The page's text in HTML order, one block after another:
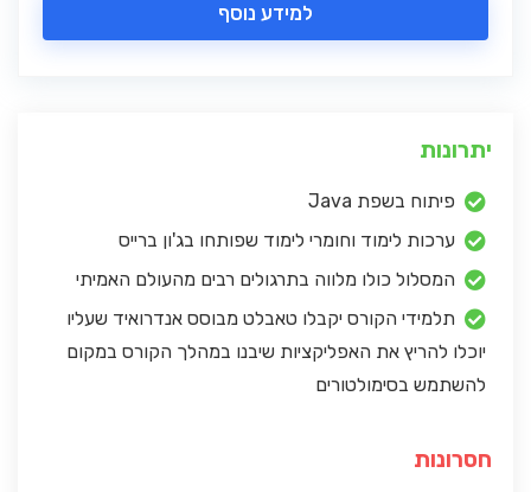
למידע נוסף
יתרונות
פיתוח בשפת Java
ערכות לימוד וחומרי לימוד שפותחו בג'ון ברייס
המסלול כולו מלווה בתרגולים רבים מהעולם האמיתי
תלמידי הקורס יקבלו טאבלט מבוסס אנדרואיד שעליו
יוכלו להריץ את האפליקציות שיבנו במהלך הקורס במקום
להשתמש בסימולטורים
חסרונות